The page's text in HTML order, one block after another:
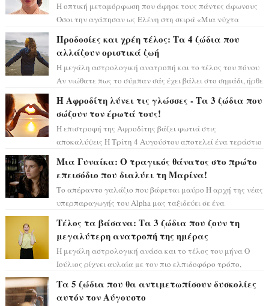
Η οπτική μεταμόρφωση που άφησε τους πάντες άφωνους
Όσοι την αγάπησαν ως Ελένη στη σειρά «Μια νύχτα
Προδοσίες και χρέη τέλος: Τα 4 ζώδια που
αλλάζουν οριστικά ζωή
Η μεγάλη αστρολογική ανατροπή και το τέλος του πόνου
Αν νιώθατε πως το σύμπαν σάς έχει βάλει στο σημάδι, ήρθε
Η Αφροδίτη λύνει τις γλώσσες - Τα 3 ζώδια που
σώζουν τον έρωτά τους!
Η επιστροφή της Αφροδίτης βάζει φωτιά στις
αποκαλύψεις Η Τρίτη 4 Αυγούστου αποτελεί ένα τεράστιο
Μια Γυναίκα: Ο τραγικός θάνατος στο πρώτο
επεισόδιο που διαλύει τη Μαρίνα!
Το απέραντο γαλάζιο που βάφεται μαύρο Η αρχή της νέας
υπερπαραγωγής του Alpha μας ταξιδεύει σε ένα
Τέλος τα βάσανα: Τα 3 ζώδια που ζουν τη
μεγαλύτερη ανατροπή της ημέρας
Η μεγάλη αστρολογική ανάσα και το τέλος του μήνα Ο
Ιούλιος ρίχνει αυλαία με τον πιο ελπιδοφόρο τρόπο,
Τα 5 ζώδια που θα αντιμετωπίσουν δυσκολίες
αυτόν τον Αύγουστο